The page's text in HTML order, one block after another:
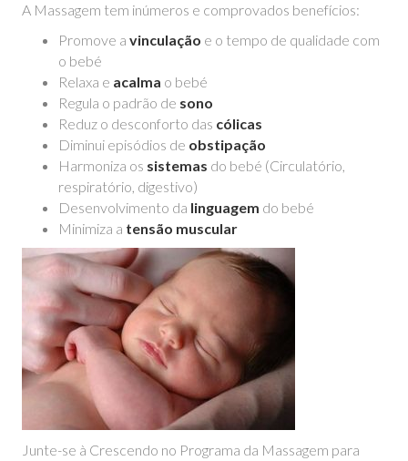
A Massagem tem inúmeros e comprovados benefícios:
Promove a vinculação e o tempo de qualidade com
o bebé
Relaxa e acalma o bebé
Regula o padrão de sono
Reduz o desconforto das cólicas
Diminui episódios de obstipação
Harmoniza os sistemas do bebé (Circulatório,
respiratório, digestivo)
Desenvolvimento da linguagem do bebé
Minimiza a tensão muscular
Junte-se à Crescendo no Programa da Massagem para